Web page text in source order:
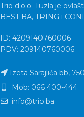
Trio d.o.o. Tuzla je
BEST BA, TRING i
ID: 4209140760006
PDV: 209140760006
Izeta Sarajlića bb,
Mob: 066 400-444
info@trio.ba